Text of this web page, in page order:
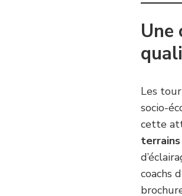
Une
Les
socio-
cette
terrains
coachs